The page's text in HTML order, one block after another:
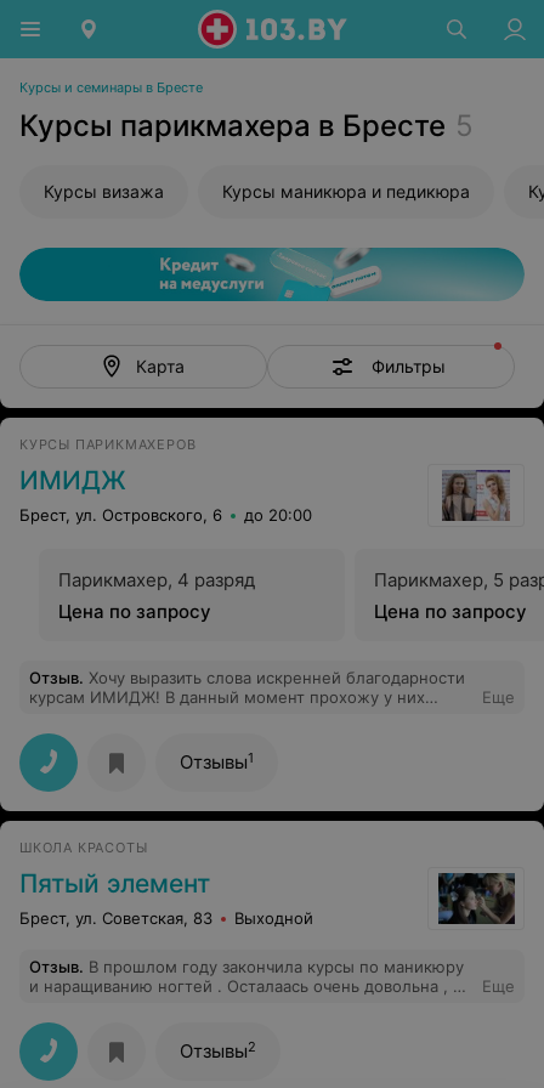
Курсы и семинары в Бресте
Курсы парикмахера в Бресте 5
Курсы визажа Курсы маникюра и педикюра
Карта Фильтры
КУРСЫ ПАРИКМАХЕРОВ
ИМИДЖ
Брест, ул. Островского, 6 до 20:00
Парикмахер, 4 разряд
Цена по запросу
Парикмахер, 5
Цена по запросу
Отзыв. Хочу выразить слова искренней благодарности
курсам ИМИДЖ! В данный момент прохожу у них
педикюру-это просто не передать словами!!!!
Обучение на высоте!!! Спасибо вам за индивидуальный
подход к каждому-это делает образовательный
процесс успешным! Успехов вам, развития и покорения
новых высот! Хочу сказать отдельное спасибо
пофессионализм, компетентность, педагогический
талант и преданность своему делу! Преподаватель
просто божественный!!!
Еще
Отзывы1
ШКОЛА КРАСОТЫ
Пятый элемент
Брест, ул. Советская, 83 Выходной
Отзыв. В прошлом году закончила курсы по маникюру
и наращиванию ногтей . Осталаась очень довольна , и
моими работами ! Мастера которые преподовали
курсы замечательные и высококвалифицированные , и
знают свое дело! Всем советую пойти именно на эти
курсы.
Еще
Отзывы2